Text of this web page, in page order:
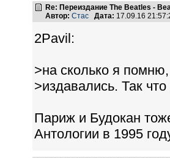
Re: Переиздание The Beatles -
Автор: Стас Дата: 17.09.16
2Pavil:
>на сколько я
>издавались. Так
Париж и Будокан
Антологии в 1995